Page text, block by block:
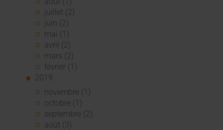
juillet (2)
juin (2)
mai (1)
avril (2)
mars (2)
février (1)
2019
novembre (1)
octobre (1)
septembre (2)
août (3)